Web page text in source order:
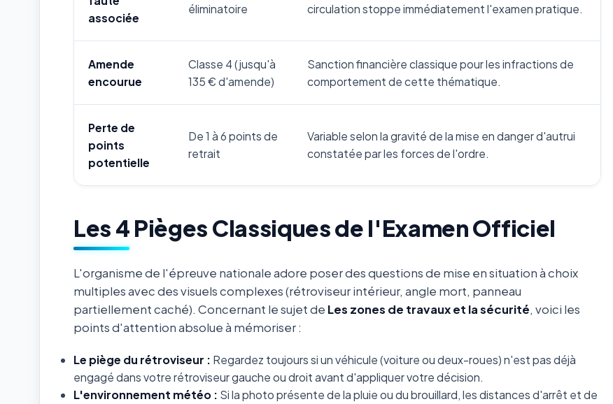
associée
éliminatoire
circulation stoppe immédiatement l'examen pratique.
Amende
encourue
Classe 4 (jusqu'à
135 € d'amende)
Sanction financière classique pour les infractions de
comportement de cette thématique.
Perte de
points
potentielle
De 1 à 6 points de
retrait
Variable selon la gravité de la mise en danger d'autrui
constatée par les forces de l'ordre.
Les 4 Pièges Classiques de l'Examen Officiel
L'organisme de l'épreuve nationale adore poser des questions de mise en situation à choix
multiples avec des visuels complexes (rétroviseur intérieur, angle mort, panneau
partiellement caché). Concernant le sujet de Les zones de travaux et la sécurité, voici les
points d'attention absolue à mémoriser :
Le piège du rétroviseur : Regardez toujours si un véhicule (voiture ou deux-roues) n'est pas déjà
engagé dans votre rétroviseur gauche ou droit avant d'appliquer votre décision.
L'environnement météo : Si la photo présente de la pluie ou du brouillard, les distances d'arrêt et de